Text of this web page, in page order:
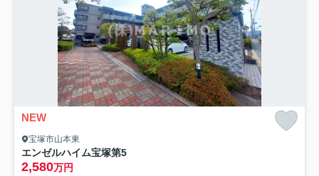
NEW
宝塚市山本東
エンゼルハイム宝塚第5
2,580万円